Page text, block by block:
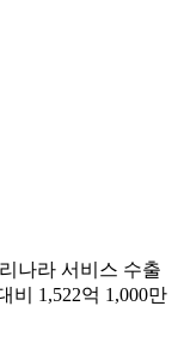
나라 서비스 수출
비 1,522억 1,000만